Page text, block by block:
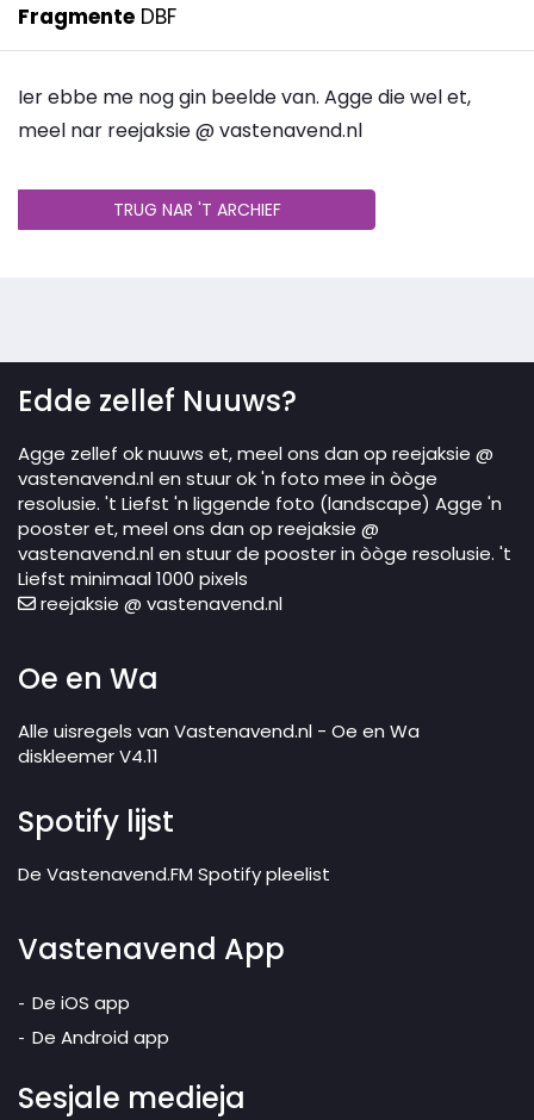
Fragmente DBF
Ier ebbe me nog gin beelde van. Agge die wel et,
meel nar reejaksie @ vastenavend.nl
TRUG NAR 'T ARCHIEF
Edde zellef Nuuws?
Agge zellef ok nuuws et, meel ons dan op reejaksie @
vastenavend.nl en stuur ok 'n foto mee in òòge
resolusie. 't Liefst 'n liggende foto (landscape) Agge 'n
pooster et, meel ons dan op reejaksie @
vastenavend.nl en stuur de pooster in òòge resolusie. 't
Liefst minimaal 1000 pixels
reejaksie @ vastenavend.nl
Oe en Wa
Alle uisregels van Vastenavend.nl - Oe en Wa
diskleemer V4.11
Spotify lijst
De Vastenavend.FM Spotify pleelist
Vastenavend App
De iOS app
De Android app
Sesjale medieja